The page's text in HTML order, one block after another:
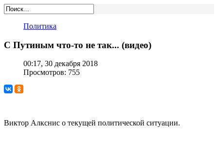
Политика
С Путиным что-то не так... (видео)
00:17, 30 декабря 2018
Просмотров: 755
Виктор Алкснис о текущей политической ситуации.